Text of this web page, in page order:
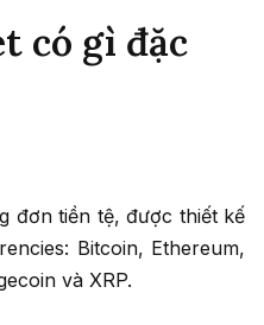
có gì đặc
đơn tiền tệ, được thiết kế
Bitcoin, Ethereum,
và XRP.